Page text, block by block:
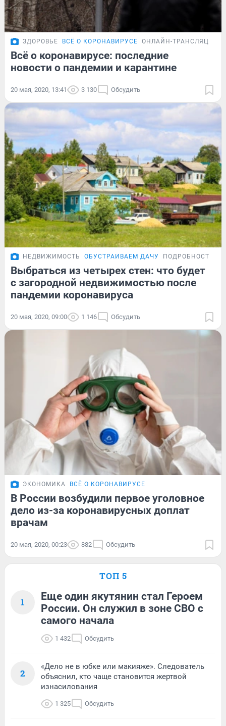
ЗДОРОВЬЕ ВСЁ О КОРОНАВИРУСЕ ОНЛАЙН-ТРАНСЛЯЦИЯ
Всё о коронавирусе: последние
новости о пандемии и карантине
20 мая, 2020, 13:41 3 130 Обсудить
НЕДВИЖИМОСТЬ ОБУСТРАИВАЕМ ДАЧУ ПОДРОБНОСТИ
Выбраться из четырех стен: что будет
с загородной недвижимостью после
пандемии коронавируса
20 мая, 2020, 09:00 1 146 Обсудить
ЭКОНОМИКА ВСЁ О КОРОНАВИРУСЕ
В России возбудили первое уголовное
дело из-за коронавирусных доплат
врачам
20 мая, 2020, 00:23 882 Обсудить
ТОП 5
1
Еще один якутянин стал Героем
России. Он служил в зоне СВО с
самого начала
1 432 Обсудить
2
«Дело не в юбке или макияже». Следователь
объяснил, кто чаще становится жертвой
изнасилования
1 325 Обсудить